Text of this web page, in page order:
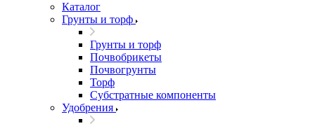
Каталог
Грунты и торф
Грунты и торф
Почвобрикеты
Почвогрунты
Торф
Субстратные компоненты
Удобрения